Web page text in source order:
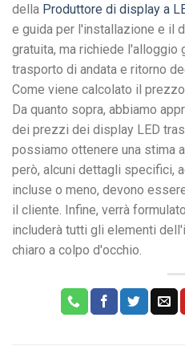
della Produttore di display a
e guida per l'installazione e il
gratuita, ma richiede l'alloggio
trasporto di andata e ritorno
Come viene calcolato il
Da quanto sopra, abbiamo
dei prezzi dei display LED
possiamo ottenere una stima
però, alcuni dettagli specifici,
incluse o meno, devono
il cliente. Infine, verrà
includerà tutti gli elementi
chiaro a colpo d'occhio.